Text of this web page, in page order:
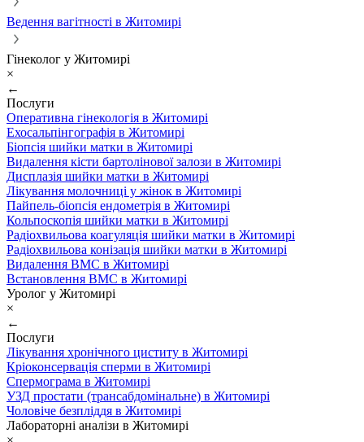
Ведення вагітності в Житомирі
Гінеколог у Житомирі
×
←
Послуги
Оперативна гінекологія в Житомирі
Ехосальпінгографія в Житомирі
Біопсія шийки матки в Житомирі
Видалення кісти бартолінової залози в Житомирі
Дисплазія шийки матки в Житомирі
Лікування молочниці у жінок в Житомирі
Пайпель-біопсія ендометрія в Житомирі
Кольпоскопія шийки матки в Житомирі
Радіохвильова коагуляція шийки матки в Житомирі
Радіохвильова конізація шийки матки в Житомирі
Видалення ВМС в Житомирі
Встановлення ВМС в Житомирі
Уролог у Житомирі
×
←
Послуги
Лікування хронічного циститу в Житомирі
Кріоконсервація сперми в Житомирі
Спермограма в Житомирі
УЗД простати (трансабдомінальне) в Житомирі
Чоловіче безпліддя в Житомирі
Лабораторні аналізи в Житомирі